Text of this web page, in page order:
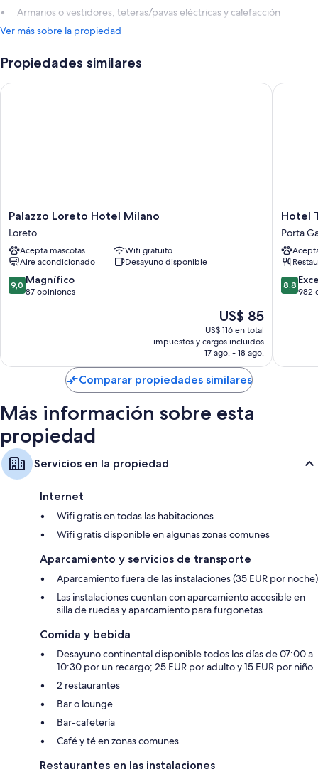
Armarios o vestidores, teteras/pavas eléctricas y calefacción
Ver más sobre la propiedad
Propiedades similares
Palazzo
Loreto
Hotel
Milano
Loreto
Palazzo Loreto Hotel Milano
Loreto
Acepta mascotas
Wifi gratuito
Aire acondicionado
Desayuno disponible
9.0
de
9,0 Magnífico
87 opiniones
El
precio
actual
es
de
US$ 85
US$ 85
US$ 116 en total
impuestos y cargos incluidos
17 ago. - 18 ago.
Palazzo Loreto Hotel Milano
Hotel
Tocq
Porta
Hotel
Porta
8.8
de
8,8
982
Hotel
Comparar propiedades similares
Más información sobre esta
propiedad
Servicios en la propiedad
Internet
Wifi gratis en todas las habitaciones
Wifi gratis disponible en algunas zonas comunes
Aparcamiento y servicios de transporte
Aparcamiento fuera de las instalaciones (35 EUR por noche)
Las instalaciones cuentan con aparcamiento accesible en
silla de ruedas y aparcamiento para furgonetas
Comida y bebida
Desayuno continental disponible todos los días de 07:00 a
10:30 por un recargo; 25 EUR por adulto y 15 EUR por niño
2 restaurantes
Bar o lounge
Bar-cafetería
Café y té en zonas comunes
Restaurantes en las instalaciones